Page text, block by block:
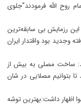
روح الله فرمودند”جلوی
این رزمایش بی سابقه‌ترین
وجدید بود واقتدار ایران
ساخت مصلی به بیش از
بتوانیم مصلایی در شان
اظهار داشت:بهترین توشه